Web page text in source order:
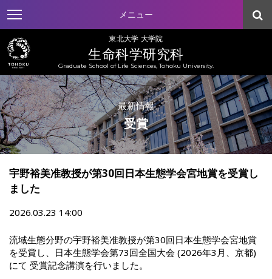
メニュー
東北大学 大学院
生命科学研究科
Graduate School of Life Sciences, Tohoku University.
最新情報
受賞
宇野裕美准教授が第30回日本生態学会宮地賞を受賞し
ました
2026.03.23 14:00
流域生態分野の宇野裕美准教授が第30回日本生態学会宮地賞
を受賞し、日本生態学会第73回全国大会 (2026年3月、京都)
にて 受賞記念講演を行いました。